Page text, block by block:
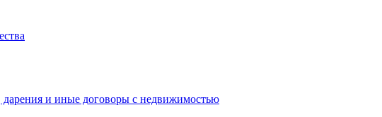
и иные договоры с недвижимостью